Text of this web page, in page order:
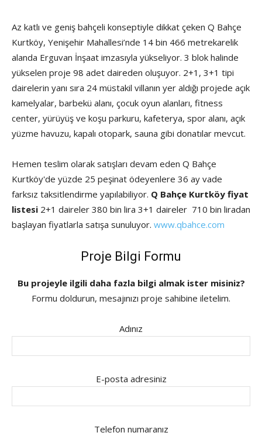
Az katlı ve geniş bahçeli konseptiyle dikkat çeken Q Bahçe
Kurtköy, Yenişehir Mahallesi’nde 14 bin 466 metrekarelik
alanda Erguvan İnşaat imzasıyla yükseliyor. 3 blok halinde
yükselen proje 98 adet daireden oluşuyor. 2+1, 3+1 tipi
dairelerin yanı sıra 24 müstakil villanın yer aldığı projede açık
kamelyalar, barbekü alanı, çocuk oyun alanları, fitness
center, yürüyüş ve koşu parkuru, kafeterya, spor alanı, açık
yüzme havuzu, kapalı otopark, sauna gibi donatılar mevcut.
Hemen teslim olarak satışları devam eden Q Bahçe
Kurtköy'de yüzde 25 peşinat ödeyenlere 36 ay vade
farksız taksitlendirme yapılabiliyor. Q Bahçe Kurtköy fiyat
listesi 2+1 daireler 380 bin lira 3+1 daireler 710 bin liradan
başlayan fiyatlarla satışa sunuluyor. www.qbahce.com
Proje Bilgi Formu
Bu projeyle ilgili daha fazla bilgi almak ister misiniz?
Formu doldurun, mesajınızı proje sahibine iletelim.
Adınız
E-posta adresiniz
Telefon numaranız